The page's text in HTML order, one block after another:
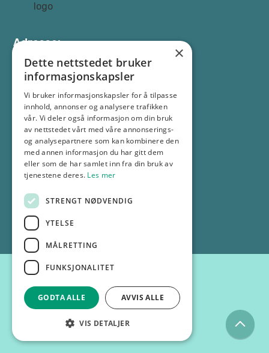
Adresse:
Os allé 13, 1777 Halden
Kontakt:
69 18 30 00
info@gp.no
Selskapsinformasjon
© 2025 GP
×
Dette nettstedet bruker
informasjonskapsler
Vi bruker informasjonskapsler for å tilpasse
innhold, annonser og analysere trafikken
vår. Vi deler også informasjon om din bruk
av nettstedet vårt med våre annonserings-
og analysepartnere som kan kombinere den
med annen informasjon du har gitt dem
eller som de har samlet inn fra din bruk av
tjenestene deres. Les mer
STRENGT NØDVENDIG
YTELSE
MÅLRETTING
FUNKSJONALITET
GODTA ALLE AVVIS ALLE
VIS DETALJER